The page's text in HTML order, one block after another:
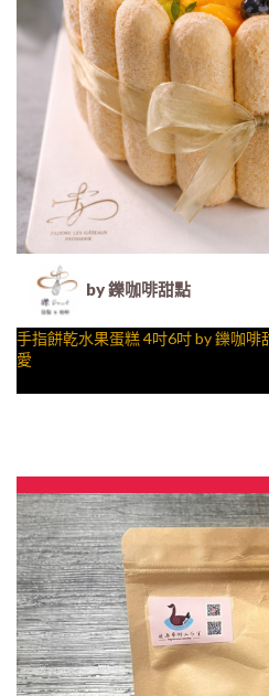
by 鑠咖啡甜點
手指餅乾水果蛋糕 4吋6吋 by 鑠咖啡甜點(sku) | #母親最愛 #父親最
愛